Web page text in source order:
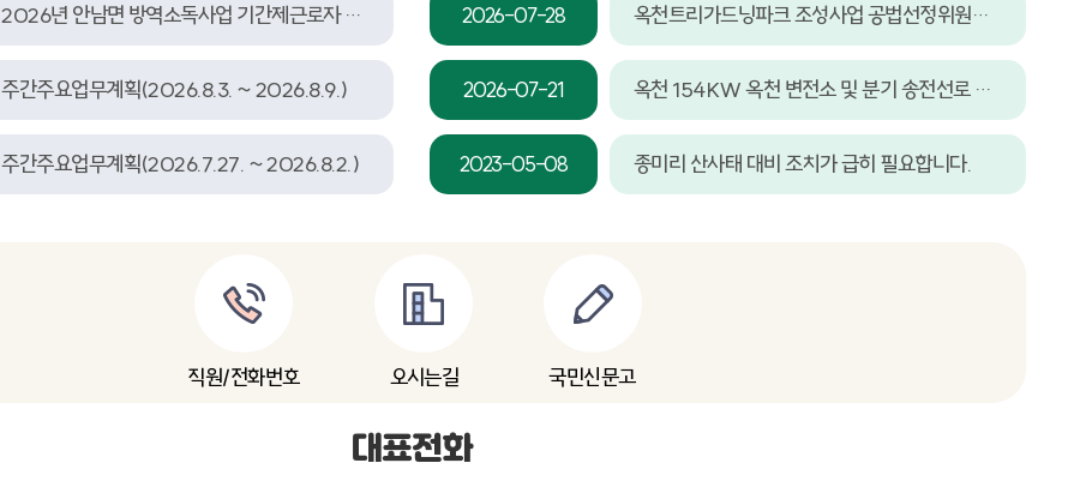
2026년 안남면 방역소독사업 기간제근로자 추가 채용 공고
주간주요업무계획(2026.8.3. ~ 2026.8.9.)
주간주요업무계획(2026.7.27. ~ 2026.8.2.)
2026-07-28 옥천트리가드닝파크 조성사업 공법선정위원회 평가위원(후보자)모집공고문
2026-07-21 옥천 154KW 옥천 변전소 및 분기 송전선로 건설사업 추진 및 입지선정 위원회 추천 홍보
2023-05-08 종미리 산사태 대비 조치가 급히 필요합니다.
직원/전화번호 오시는길 국민신문고
대표전화